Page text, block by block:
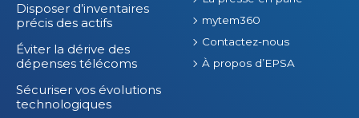
Disposer d’inventaires
précis des actifs
Éviter la dérive des
dépenses télécoms
Sécuriser vos évolutions
technologiques
mytem360
Contactez-nous
À propos d’EPSA